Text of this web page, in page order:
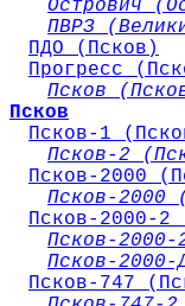
Острович
ПВРЗ
ПДО (Псков)
Прогресс
Псков
Псков
Псков-1
Псков-2
Псков-2000
Псков-2000
Псков-2000-2
Псков-
Псков-
Псков-747